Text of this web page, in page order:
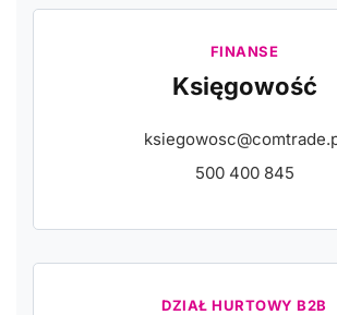
FINANSE
Księgowość
500 400 845
DZIAŁ HURTOWY B2B